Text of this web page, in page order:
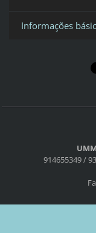
Informações
914655349 /